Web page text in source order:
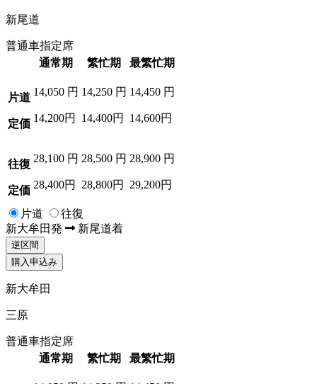
新尾道
普通車指定席
通常期
繁忙期 最繁忙期
片道
定価
14,050 円
14,200円
14,250 円
14,400円
14,450 円
14,600円
往復
定価
28,100 円
28,400円
28,500 円
28,800円
28,900 円
29,200円
片道
往復
新大牟田発 新尾道着
逆区間
購入申込み
新大牟田
三原
普通車指定席
通常期
繁忙期 最繁忙期